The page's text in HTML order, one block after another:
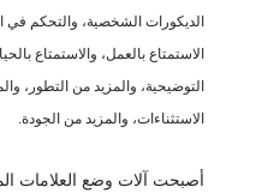
الديكورات الشخصية، والتحكم في
الاستمتاع بالعمل، والاستمتاع
التوضيحية، والمزيد من التطور،
الاستثناءات، والمزيد من الجودة.
أصبحت آلات وضع العلامات